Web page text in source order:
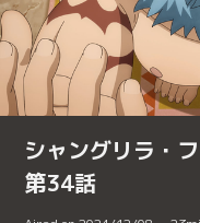
シャングリラ・
第34話